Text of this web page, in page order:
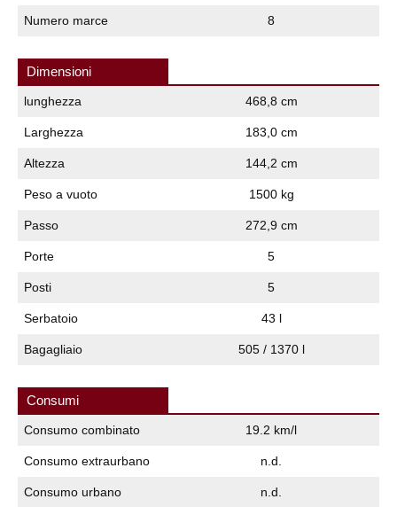
Numero marce 8
Dimensioni
lunghezza 468,8 cm
Larghezza 183,0 cm
Altezza 144,2 cm
Peso a vuoto 1500 kg
Passo 272,9 cm
Porte 5
Posti 5
Serbatoio 43 l
Bagagliaio 505 / 1370 l
Consumi
Consumo combinato 19.2 km/l
Consumo extraurbano n.d.
Consumo urbano n.d.